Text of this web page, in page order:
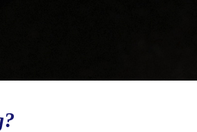
from: CASOL, 950 Notre-Dame Ouest #321,